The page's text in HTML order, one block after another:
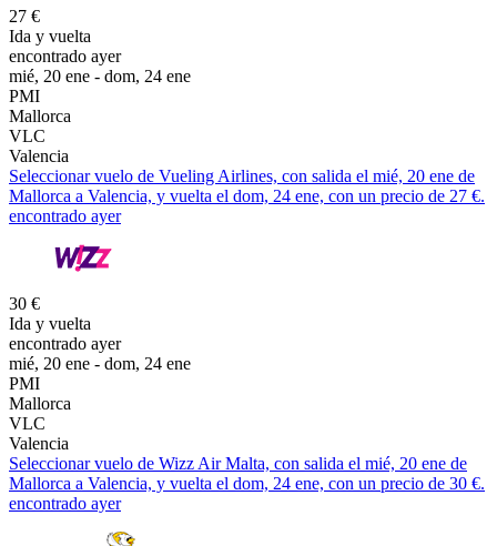
27 €
Ida y vuelta
encontrado ayer
mié, 20 ene - dom, 24 ene
PMI
Mallorca
VLC
Valencia
Seleccionar vuelo de Vueling Airlines, con salida el mié, 20 ene de
Mallorca a Valencia, y vuelta el dom, 24 ene, con un precio de 27 €.
encontrado ayer
30 €
Ida y vuelta
encontrado ayer
mié, 20 ene - dom, 24 ene
PMI
Mallorca
VLC
Valencia
Seleccionar vuelo de Wizz Air Malta, con salida el mié, 20 ene de
Mallorca a Valencia, y vuelta el dom, 24 ene, con un precio de 30 €.
encontrado ayer